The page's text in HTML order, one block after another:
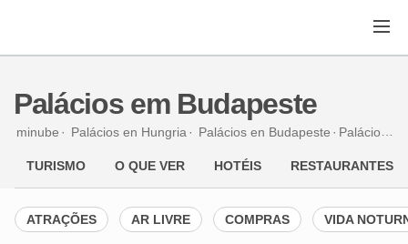
Palácios em Budapeste
minube Palácios en Hungria Palácios en Budapeste Palácios
TURISMO O QUE VER HOTÉIS RESTAURANTES
ATRAÇÕES AR LIVRE COMPRAS VIDA